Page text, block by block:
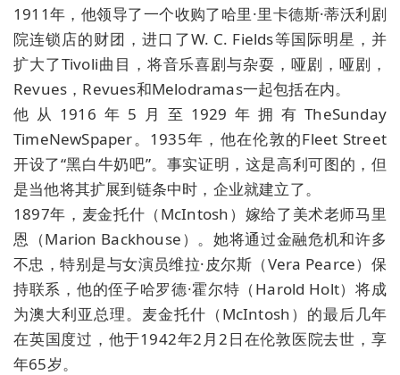
1911年，他领导了一个收购了哈里·里卡德斯·蒂沃利剧
院连锁店的财团，进口了W. C. Fields等国际明星，并
扩大了Tivoli曲目，将音乐喜剧与杂耍，哑剧，哑剧，
Revues，Revues和Melodramas一起包括在内。
他从1916年5月至1929年拥有TheSunday
TimeNewSpaper。1935年，他在伦敦的Fleet Street
开设了“黑白牛奶吧”。事实证明，这是高利可图的，但
是当他将其扩展到链条中时，企业就建立了。
1897年，麦金托什（McIntosh）嫁给了美术老师马里
恩（Marion Backhouse）。她将通过金融危机和许多
不忠，特别是与女演员维拉·皮尔斯（Vera Pearce）保
持联系，他的侄子哈罗德·霍尔特（Harold Holt）将成
为澳大利亚总理。麦金托什（McIntosh）的最后几年
在英国度过，他于1942年2月2日在伦敦医院去世，享
年65岁。